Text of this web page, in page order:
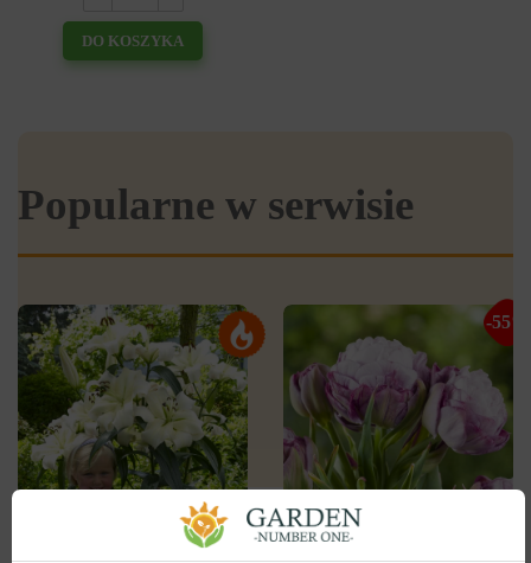
DO KOSZYKA
Popularne w serwisie
-55%